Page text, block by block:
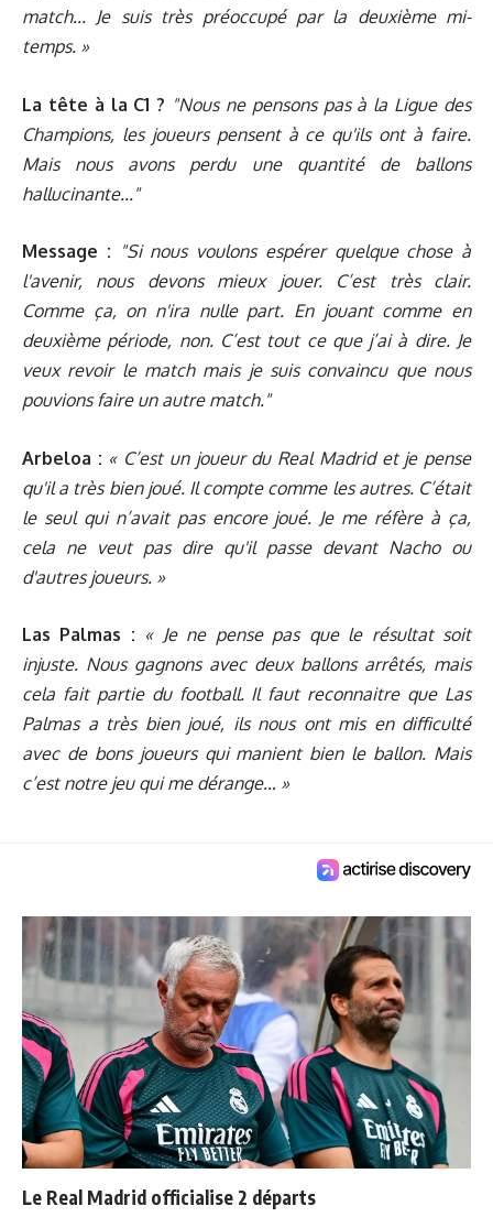
match... Je suis très préoccupé par la deuxième mi-
temps. »
La tête à la C1 ? "Nous ne pensons pas à la Ligue des
Champions, les joueurs pensent à ce qu'ils ont à faire.
Mais nous avons perdu une quantité de ballons
hallucinante..."
Message : "Si nous voulons espérer quelque chose à
l'avenir, nous devons mieux jouer. C’est très clair.
Comme ça, on n'ira nulle part. En jouant comme en
deuxième période, non. C’est tout ce que j’ai à dire. Je
veux revoir le match mais je suis convaincu que nous
pouvions faire un autre match."
Arbeloa : « C’est un joueur du Real Madrid et je pense
qu'il a très bien joué. Il compte comme les autres. C’était
le seul qui n’avait pas encore joué. Je me réfère à ça,
cela ne veut pas dire qu'il passe devant Nacho ou
d'autres joueurs. »
Las Palmas : « Je ne pense pas que le résultat soit
injuste. Nous gagnons avec deux ballons arrêtés, mais
cela fait partie du football. Il faut reconnaitre que Las
Palmas a très bien joué, ils nous ont mis en difficulté
avec de bons joueurs qui manient bien le ballon. Mais
c’est notre jeu qui me dérange… »
Le Real Madrid officialise 2 départs